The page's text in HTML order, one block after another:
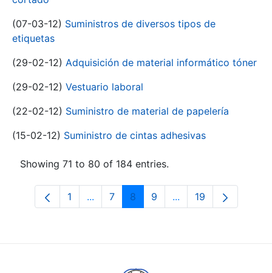
(07-03-12) Suministros de diversos tipos de
etiquetas
(29-02-12) Adquisición de material informático tóner
(29-02-12) Vestuario laboral
(22-02-12) Suministro de material de papelería
(15-02-12) Suministro de cintas adhesivas
Showing 71 to 80 of 184 entries.
Page
1 ...Intermediate Pages Use TAB to
Page
7 Page
8 Page
9 ...Intermediate Pages
Page
19